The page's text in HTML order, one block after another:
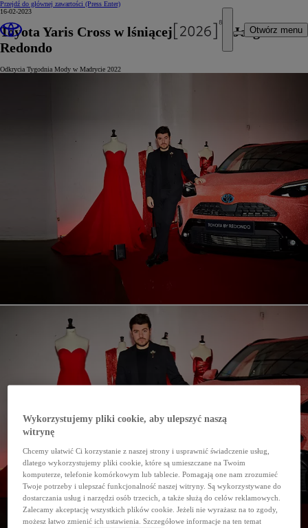
Przejdź do głównej zawartości (Press Enter)
Otwórz menu
16-02-2023
Toyota Yaris Cross w lśniącej stylizacji Jorge
Redondo
Odkrycia Tygodnia Mody w Madrycie 2022
Wykorzystujemy pliki cookie, aby ulepszyć naszą
witrynę
Chcemy ułatwić Ci korzystanie z naszej strony i usprawnić świadczenie usług,
dlatego wykorzystujemy pliki cookie, które są umieszczane na Twoim
komputerze, telefonie komórkowym lub tablecie. Pomagają one nam zrozumieć
Twoje potrzeby i ulepszać funkcjonalność naszej witryny. Są wykorzystywane do
dostarczania usług i narzędzi osób trzecich, a także służą do celów reklamowych.
Zalecamy akceptację wszystkich plików cookie. Jeżeli nie wyrażasz na to zgody,
możesz łatwo zmienić ich ustawienia. Szczegółowe informacje na ten temat